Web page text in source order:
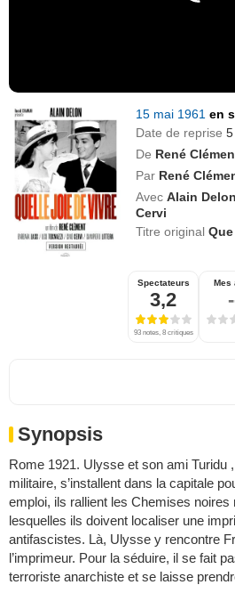
15 mai 1961en
Date de reprise
De René
Par René
Avec Alain Delon
Cervi
Titre original
Spectateurs
3,2
93 notes, 8 critiques
Mes
Synopsis
Rome 1921. Ulysse et son ami Turidu
militaire, s’installent dans la capitale
emploi, ils rallient les Chemises
lesquelles ils doivent localiser une
antifascistes. Là, Ulysse y rencontre
l’imprimeur. Pour la séduire, il se fait
terroriste anarchiste et se laisse